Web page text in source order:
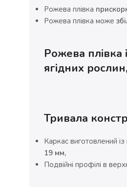
Рожева плівка
Рожева плівка може
Рожева плівка
ягідних
Тривала
Каркас виготовлений
19 мм,
Подвійні профілі в